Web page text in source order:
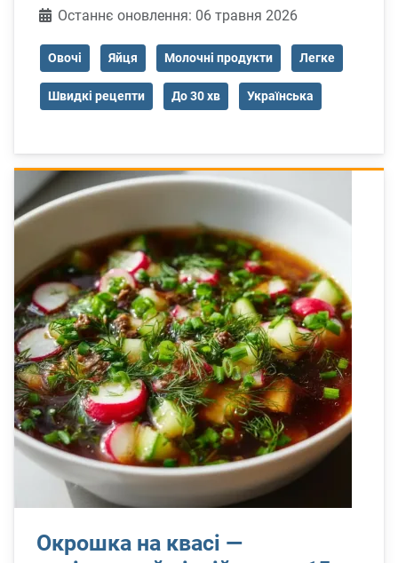
ДеталіОстаннє оновлення: 06 травня 2026
Овочі Яйця Молочні продукти Легке
Швидкі рецепти До 30 хв Українська
Окрошка на квасі —